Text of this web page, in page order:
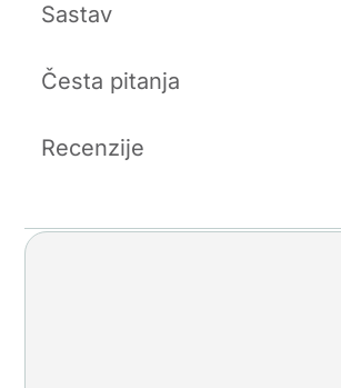
Sastav
Česta pitanja
Recenzije